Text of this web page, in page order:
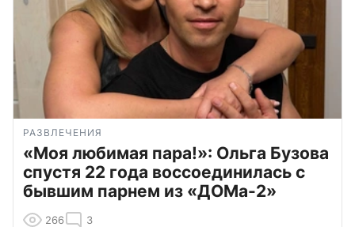
РАЗВЛЕЧЕНИЯ
«Моя любимая пара!»: Ольга Бузова
спустя 22 года воссоединилась с
бывшим парнем из «ДОМа-2»
266 3